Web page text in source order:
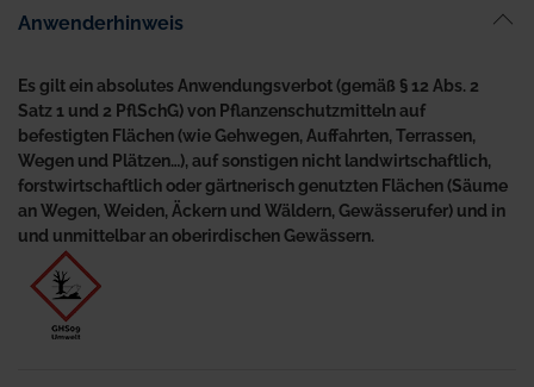
Anwenderhinweis
Es gilt ein absolutes Anwendungsverbot (gemäß § 12 Abs. 2
Satz 1 und 2 PflSchG) von Pflanzenschutzmitteln auf
befestigten Flächen (wie Gehwegen, Auffahrten, Terrassen,
Wegen und Plätzen…), auf sonstigen nicht landwirtschaftlich,
forstwirtschaftlich oder gärtnerisch genutzten Flächen (Säume
an Wegen, Weiden, Äckern und Wäldern, Gewässerufer) und in
und unmittelbar an oberirdischen Gewässern.